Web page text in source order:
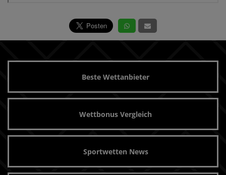
Beste Wettanbieter
Wettbonus Vergleich
Sportwetten News